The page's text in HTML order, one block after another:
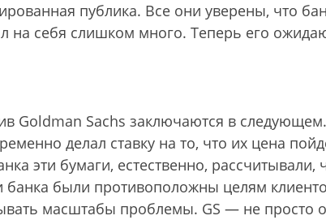
публика. Все они уверены, что
на себя слишком много. Теперь его
Goldman Sachs заключаются в
делал ставку на то, что их цена
эти бумаги, естественно, рассчитывали,
банка были противоположны целям
масштабы проблемы. GS — не